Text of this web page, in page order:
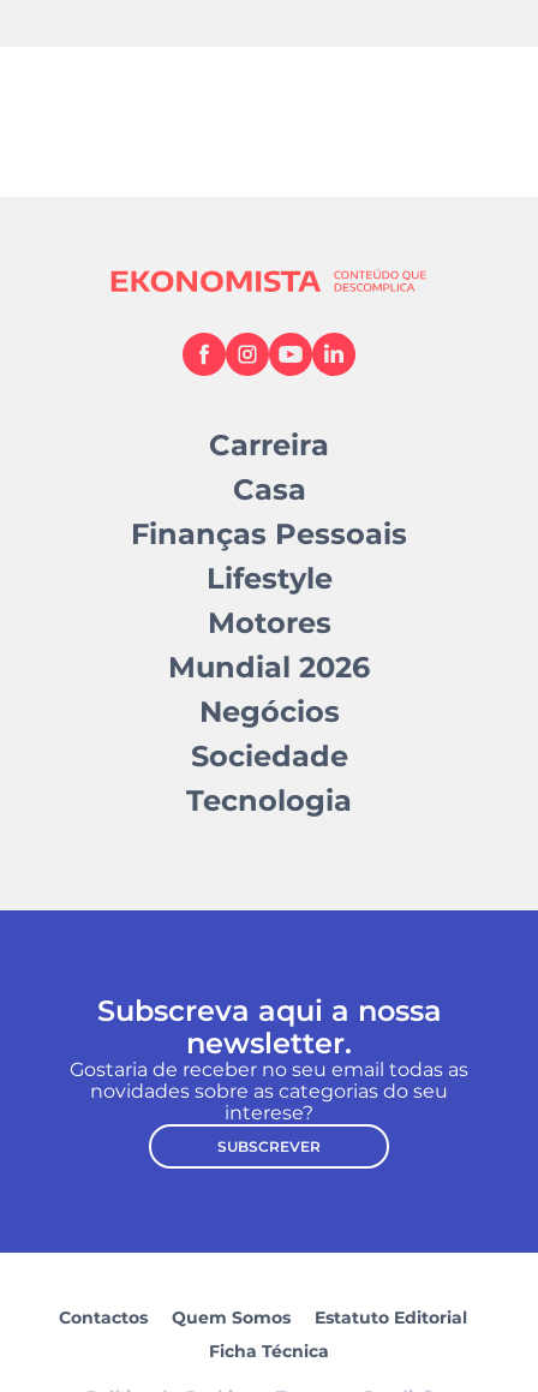
Carreira
Casa
Finanças Pessoais
Lifestyle
Motores
Mundial 2026
Negócios
Sociedade
Tecnologia
Subscreva aqui a nossa
newsletter.
Gostaria de receber no seu email todas as
novidades sobre as categorias do seu
interese?
SUBSCREVER
Contactos Quem Somos
Estatuto Editorial
Ficha Técnica